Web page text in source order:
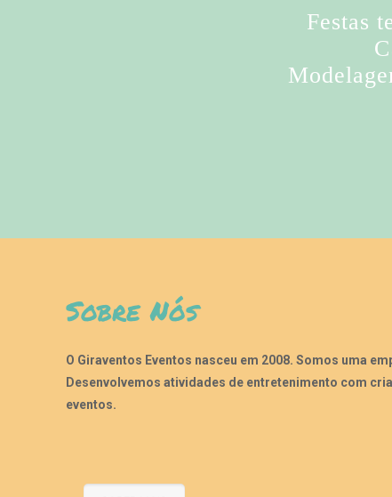
Festas
Sobre Nós
O Giraventos Eventos nasceu em 2008. Somos uma
Desenvolvemos atividades de entretenimento com
eventos.